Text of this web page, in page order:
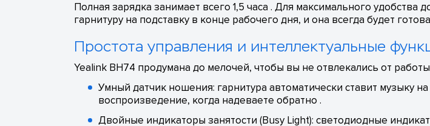
Полная зарядка занимает всего 1,5 часа . Для максимального удобства
гарнитуру на подставку в конце рабочего дня, и она всегда будет
Простота управления и интеллектуальные
Yealink BH74 продумана до мелочей, чтобы вы не отвлекались от
Умный датчик ношения: гарнитура автоматически ставит музыку
воспроизведение, когда надеваете обратно .
Двойные индикаторы занятости (Busy Light): светодиодные